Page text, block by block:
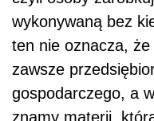
wykonywaną bez
ten nie oznacza,
zawsze
gospodarczego, a
znamy materii,